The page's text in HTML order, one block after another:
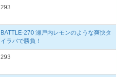
293
BATTLE-270 瀬戸内レモンのような爽快タ
イラバで勝負！
293